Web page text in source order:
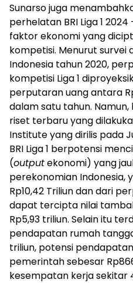
Sunarso juga
perhelatan BRI Liga 1
faktor ekonomi yang
kompetisi. Menurut survei
Indonesia tahun 2020,
kompetisi Liga 1
perputaran uang antara
dalam satu tahun.
riset terbaru yang
Institute yang dirilis pada
BRI Liga 1 berpotensi
(outputekonomi) yang
perekonomian Indonesia,
Rp10,42 Triliun dan dari
dapat tercipta nilai
Rp5,93 triliun. Selain itu
pendapatan rumah
triliun, potensi
pemerintah sebesar
kesempatan kerja sekitar